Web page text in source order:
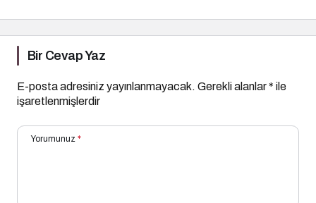
Bir Cevap Yaz
E-posta adresiniz yayınlanmayacak. Gerekli alanlar* ile
işaretlenmişlerdir
Yorumunuz *